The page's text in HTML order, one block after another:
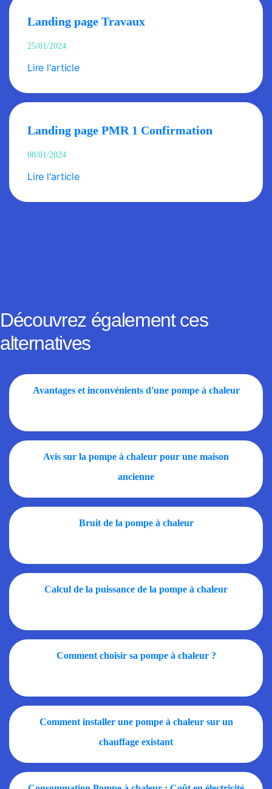
Landing page Travaux
25/01/2024
Lire l'article
Landing page PMR 1 Confirmation
08/01/2024
Lire l'article
Découvrez également ces
alternatives
Avantages et inconvénients d'une pompe à chaleur
Avis sur la pompe à chaleur pour une maison
ancienne
Bruit de la pompe à chaleur
Calcul de la puissance de la pompe à chaleur
Comment choisir sa pompe à chaleur ?
Comment installer une pompe à chaleur sur un
chauffage existant